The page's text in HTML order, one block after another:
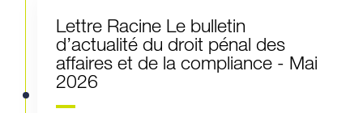
Lettre Racine Le bulletin
d’actualité du droit pénal des
affaires et de la compliance - Mai
2026